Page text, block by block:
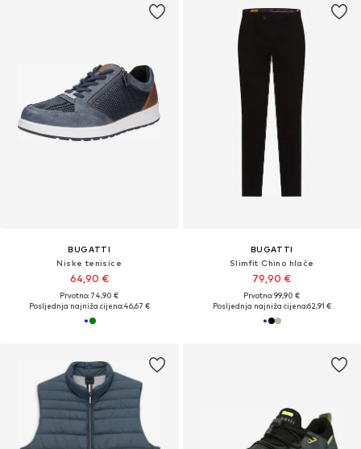
BUGATTI
Niske tenisice
64,90 €
Prvotno: 74,90 €
Posljednja najniža cijena:46,67 €
BUGATTI
Slimfit Chino hlače
79,90 €
Prvotno: 99,90 €
Posljednja najniža cijena:62,91 €